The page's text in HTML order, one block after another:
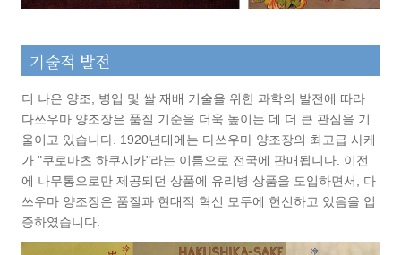
기술적 발전
더 나은 양조, 병입 및 쌀 재배 기술을 위한 과학의 발전에 따라
다쓰우마 양조장은 품질 기준을 더욱 높이는 데 더 큰 관심을 기
울이고 있습니다. 1920년대에는 다쓰우마 양조장의 최고급 사케
가 "쿠로마츠 하쿠시카"라는 이름으로 전국에 판매됩니다. 이전
에 나무통으로만 제공되던 상품에 유리병 상품을 도입하면서, 다
쓰우마 양조장은 품질과 현대적 혁신 모두에 헌신하고 있음을 입
증하였습니다.